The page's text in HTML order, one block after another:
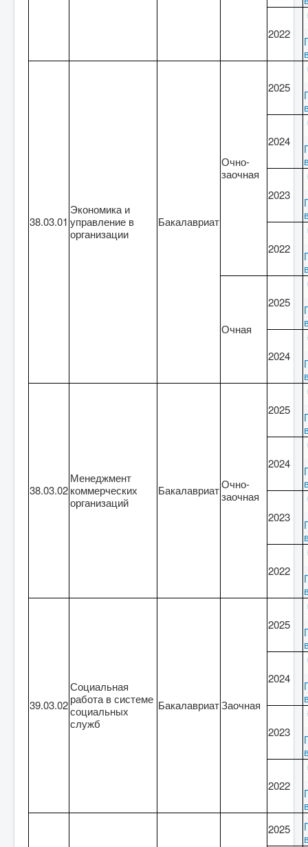
2022
38.03.01
Экономика и
управление в
организации
Бакалавриат
Очно-
заочная
2025
2024
2023
2022
Очная
2025
2024
38.03.02
Менеджмент
коммерческих
организаций
БакалавриатОчно-
заочная
2025
2024
2023
2022
39.03.02
Социальная
работа в системе
социальных
служб
БакалавриатЗаочная
2025
2024
2023
2022
2025